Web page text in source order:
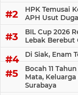
HPK Temusai
APH Usut
BIL Cup 2026
Lebak Berebut
Di Siak, Enam
Bocah 11
Mata,
Surabaya